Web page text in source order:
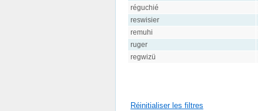
réguchié
reswisier
remuhi
ruger
regwizü
Réinitialiser les filtres